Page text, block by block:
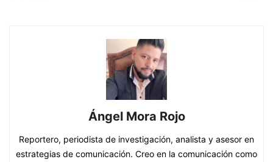
Ángel Mora Rojo
Reportero, periodista de investigación, analista y asesor en
estrategias de comunicación. Creo en la comunicación como